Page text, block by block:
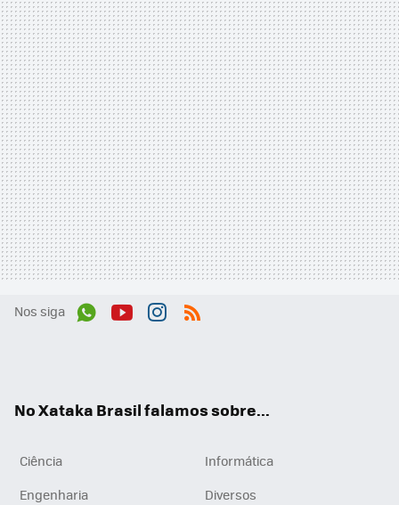
Nos siga
No Xataka Brasil falamos sobre...
Ciência
Informática
Engenharia
Diversos